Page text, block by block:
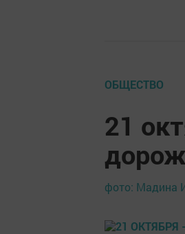
ОБЩЕСТВО
21
фото: Мадина